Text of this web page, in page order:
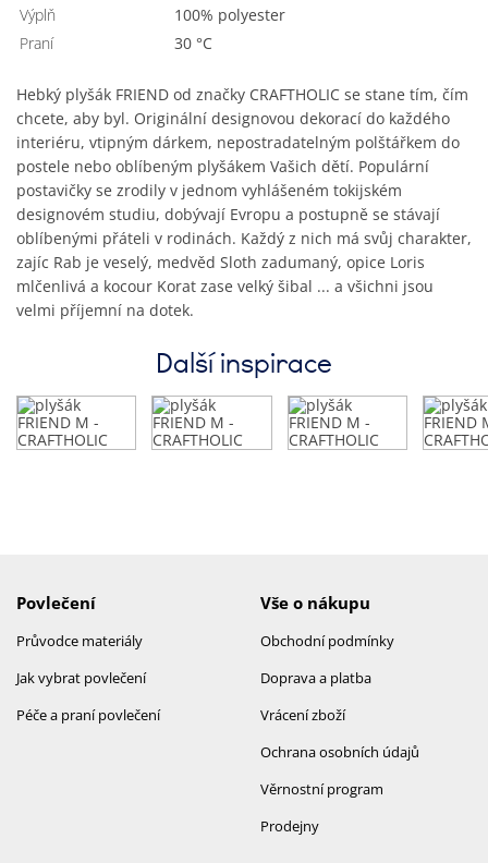
Výplň
100% polyester
Praní
30 °C
Hebký plyšák FRIEND od značky CRAFTHOLIC se stane tím, čím
chcete, aby byl. Originální designovou dekorací do každého
interiéru, vtipným dárkem, nepostradatelným polštářkem do
postele nebo oblíbeným plyšákem Vašich dětí. Populární
postavičky se zrodily v jednom vyhlášeném tokijském
designovém studiu, dobývají Evropu a postupně se stávají
oblíbenými přáteli v rodinách. Každý z nich má svůj charakter,
zajíc Rab je veselý, medvěd Sloth zadumaný, opice Loris
mlčenlivá a kocour Korat zase velký šibal ... a všichni jsou
velmi příjemní na dotek.
Další inspirace
Povlečení
Průvodce materiály
Jak vybrat povlečení
Péče a praní povlečení
Vše o nákupu
Obchodní podmínky
Doprava a platba
Vrácení zboží
Ochrana osobních údajů
Věrnostní program
Prodejny